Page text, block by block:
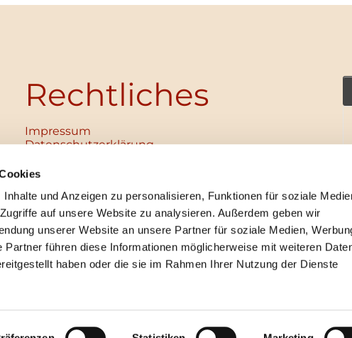
und Anzeigen zu personalisieren, Funktionen für soziale
auf unsere Website zu analysieren. Außerdem geben wir
unserer Website an unsere Partner für soziale Medien,
Partner führen diese Informationen möglicherweise mit weiteren
haben oder die sie im Rahmen Ihrer Nutzung der Dienste
Rechtliches
Impressum
Datenschutz­erklärung
Institutionelles Schutzkonzept
Unabhängige Ansprechpersonen
Digitales Hinweisgebersystem
ChurchDesk-Login